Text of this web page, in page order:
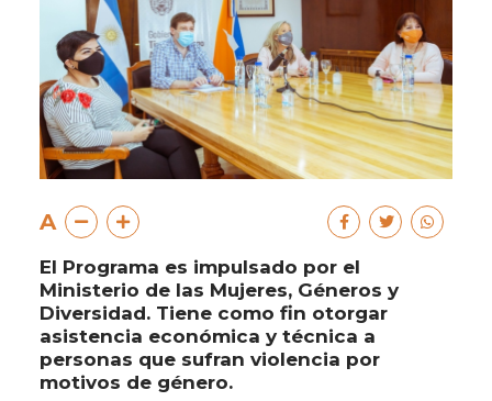
A
El Programa es impulsado por el
Ministerio de las Mujeres, Géneros y
Diversidad. Tiene como fin otorgar
asistencia económica y técnica a
personas que sufran violencia por
motivos de género.